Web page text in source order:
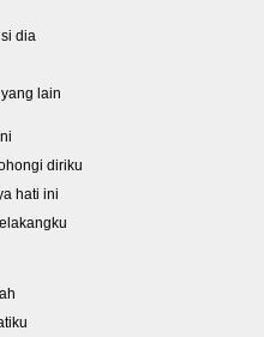
dia
lain
diriku
hati ini